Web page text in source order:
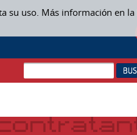
su uso. Más información en la